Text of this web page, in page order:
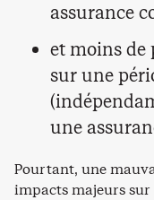
assurance
et moins de
sur une
une
Pourtant, une
impacts majeurs sur